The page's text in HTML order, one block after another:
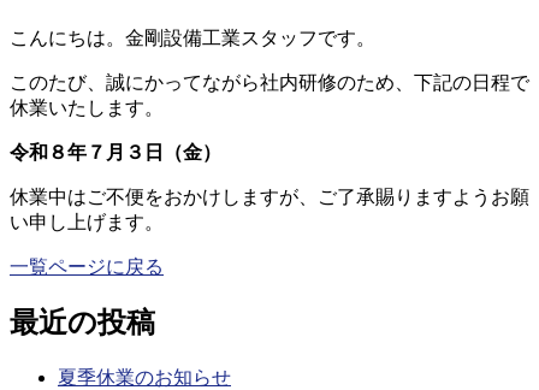
こんにちは。金剛設備工業スタッフです。
このたび、誠にかってながら社内研修のため、下記の日程で
休業いたします。
令和８年７月３日（金）
休業中はご不便をおかけしますが、ご了承賜りますようお願
い申し上げます。
一覧ページに戻る
最近の投稿
夏季休業のお知らせ